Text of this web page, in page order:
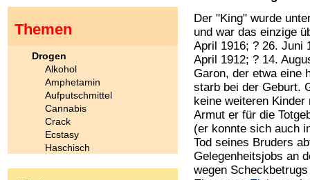
Der "King" wurde
und war das einzige
April 1916; ? 26. Juni
April 1912; ? 14.
Garon, der etwa eine
starb bei der Geburt.
keine weiteren
Armut er für die
(er konnte sich auch
Tod seines Bruders
Gelegenheitsjobs an
wegen
Themen
Drogen
Alkohol
Amphetamin
Aufputschmittel
Cannabis
Crack
Ecstasy
Haschisch